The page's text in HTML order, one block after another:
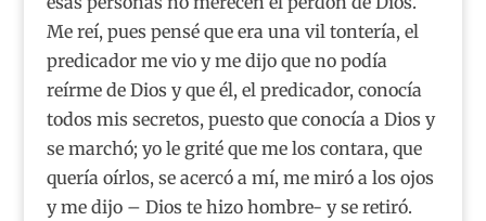
Me reí, pues pensé que era una vil tontería, el
predicador me vio y me dijo que no podía
reírme de Dios y que él, el predicador, conocía
todos mis secretos, puesto que conocía a Dios y
se marchó; yo le grité que me los contara, que
quería oírlos, se acercó a mí, me miró a los ojos
y me dijo – Dios te hizo hombre- y se retiró.